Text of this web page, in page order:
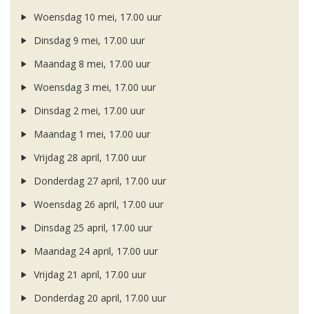
Woensdag 10 mei, 17.00 uur
Dinsdag 9 mei, 17.00 uur
Maandag 8 mei, 17.00 uur
Woensdag 3 mei, 17.00 uur
Dinsdag 2 mei, 17.00 uur
Maandag 1 mei, 17.00 uur
Vrijdag 28 april, 17.00 uur
Donderdag 27 april, 17.00 uur
Woensdag 26 april, 17.00 uur
Dinsdag 25 april, 17.00 uur
Maandag 24 april, 17.00 uur
Vrijdag 21 april, 17.00 uur
Donderdag 20 april, 17.00 uur